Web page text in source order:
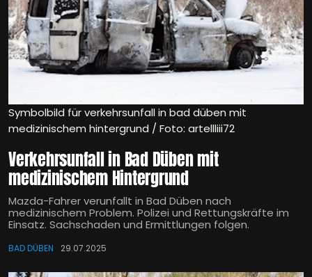
Symbolbild für verkehrsunfall in bad düben mit
medizinischem hintergrund / Foto: artellliii72
Verkehrsunfall in Bad Düben mit
medizinischem Hintergrund
Mazda-Fahrer verunfallt in Bad Düben nach
medizinischem Problem. Polizei und Rettungskräfte im
Einsatz. Sachschaden und Ermittlungen folgen.
BAD DÜBEN 29.07.2025